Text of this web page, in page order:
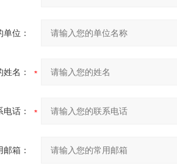
单位：
姓名：
电话：
邮箱：